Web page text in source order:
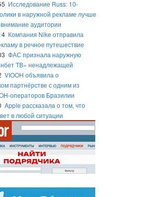
Исследование Russ: 10-
в наружной рекламе лучше
аудитории
Компания Nike отправила
в речное путешествие
ФАС признала наружную
ТВ» ненадлежащей
VIOOH объявила о
партнёрстве с одним из
операторов Бразилии
Apple рассказала о том, что
в любой ситуации